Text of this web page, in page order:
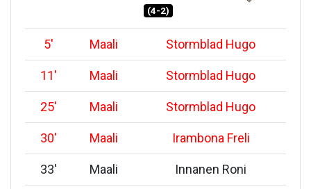
(4-2)
5' Maali Stormblad Hugo
11' Maali Stormblad Hugo
25' Maali Stormblad Hugo
30' Maali Irambona Freli
33' Maali Innanen Roni